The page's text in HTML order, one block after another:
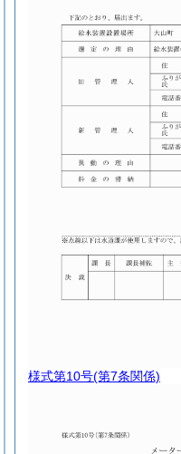
様式第10号(第7条関係)